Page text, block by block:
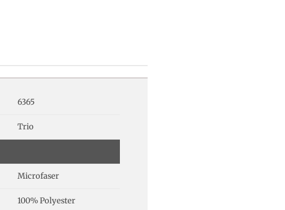
6365
Trio
Microfaser
100% Polyester